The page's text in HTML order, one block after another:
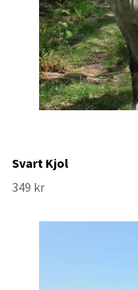
Svart Kjol
349 kr